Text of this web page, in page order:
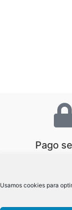
Usamos cookies para
Pago